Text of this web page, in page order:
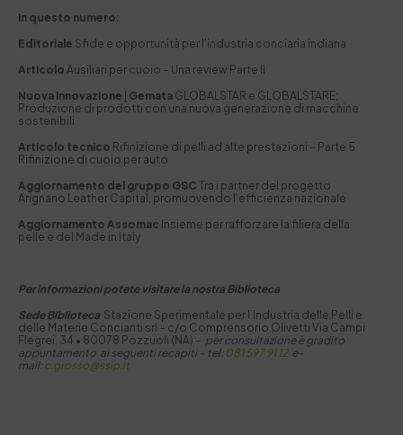
In questo numero:
Editoriale Sfide e opportunità per l’industria conciaria indiana
Articolo Ausiliari per cuoio – Una review Parte II
Nuova innovazione Gemata GLOBALSTAR e GLOBALSTARE;
Produzione di prodotti con una nuova generazione di macchine
sostenibili
Articolo tecnico Rifinizione di pelli ad alte prestazioni – Parte 5
Rifinizione di cuoio per auto
Aggiornamento del gruppo GSC Tra i partner del progetto
Arignano Leather Capital, promuovendo l’efficienza nazionale
Aggiornamento Assomac Insieme per rafforzare la filiera della
pelle e del Made in Italy
Per informazioni potete visitare la nostra Biblioteca
Sede Biblioteca Stazione Sperimentale per I’Industria delle Pelli e
delle Materie Concianti srl – c/o Comprensorio Olivetti Via Campi
Flegrei, 34 • 80078 Pozzuoli (NA) – per consultazione è gradito
appuntamento ai seguenti recapiti – tel: 081 597 91 12e-
mail:c.grosso@ssip.it